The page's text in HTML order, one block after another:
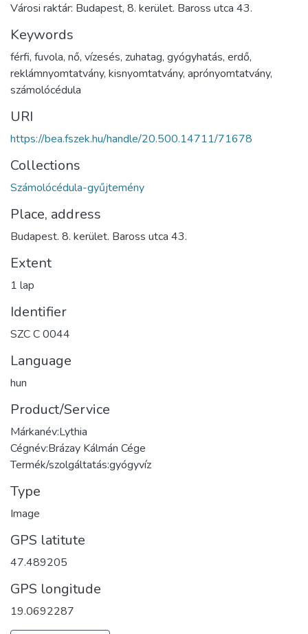
Városi raktár: Budapest, 8. kerület. Baross utca 43.
Keywords
férfi, fuvola, nő, vízesés, zuhatag, gyógyhatás, erdő,
reklámnyomtatvány, kisnyomtatvány, aprónyomtatvány,
számolócédula
URI
https://bea.fszek.hu/handle/20.500.14711/71678
Collections
Számolócédula-gyűjtemény
Place, address
Budapest. 8. kerület. Baross utca 43.
Extent
1 lap
Identifier
SZC C 0044
Language
hun
Product/Service
Márkanév:Lythia
Cégnév:Brázay Kálmán Cége
Termék/szolgáltatás:gyógyvíz
Type
Image
GPS latitute
47.489205
GPS longitude
19.0692287